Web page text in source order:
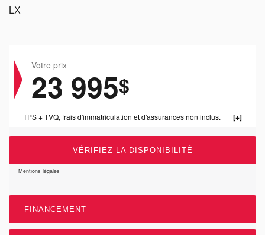
LX
Votre prix
23 995$
TPS + TVQ, frais d'immatriculation et d'assurances non inclus.
VÉRIFIEZ LA DISPONIBILITÉ
Mentions légales
FINANCEMENT